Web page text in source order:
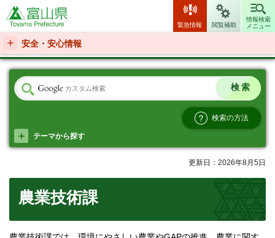
富山県
緊急情報 閲覧補助
情報検索
メニュー
安全・安心情報
検索の方法
テーマから探す
更新日：2026年8月5日
農業技術課